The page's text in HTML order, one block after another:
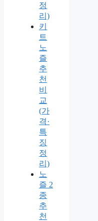
정
리)
키
트
노
즐
추
천
비
교
(가
격·
특
징
정
리)
노
즐 2
종
추
천